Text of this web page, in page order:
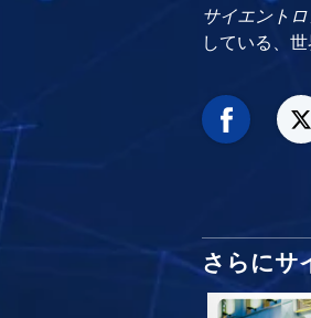
サイエント
している、
さらにサ